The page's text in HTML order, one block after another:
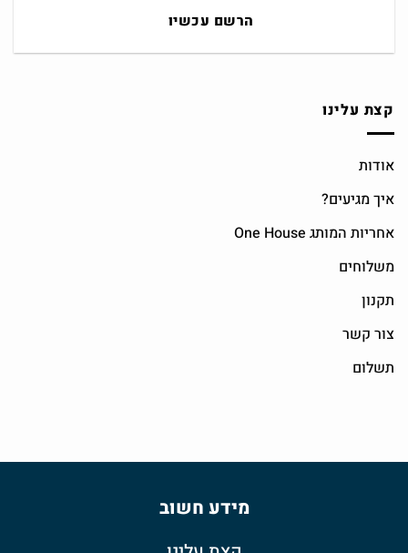
הרשם עכשיו
קצת עלינו
אודות
איך מגיעים?
אחריות המותג One House
משלוחים
תקנון
צור קשר
תשלום
מידע חשוב